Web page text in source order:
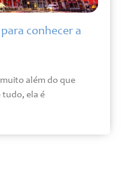
conhecer a
além do que
tudo, ela é